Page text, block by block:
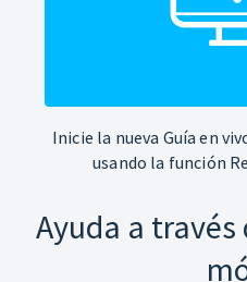
Inicie la nueva Guía en
usando la función
Ayuda a